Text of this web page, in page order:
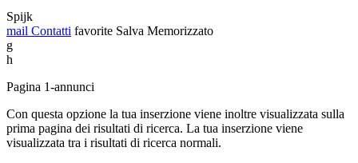
Spijk
mail Contatti favorite Salva Memorizzato
g
h
Pagina 1-annunci
Con questa opzione la tua inserzione viene inoltre visualizzata sulla
prima pagina dei risultati di ricerca. La tua inserzione viene
visualizzata tra i risultati di ricerca normali.